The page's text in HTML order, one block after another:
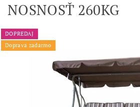
NOSNOSŤ 260KG
DOPREDAJ
Doprava zadarmo